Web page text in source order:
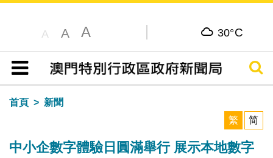
A A A 30°C
目錄
搜尋
首頁
新聞
繁
简
中小企數字體驗日圓滿舉行 展示本地數字